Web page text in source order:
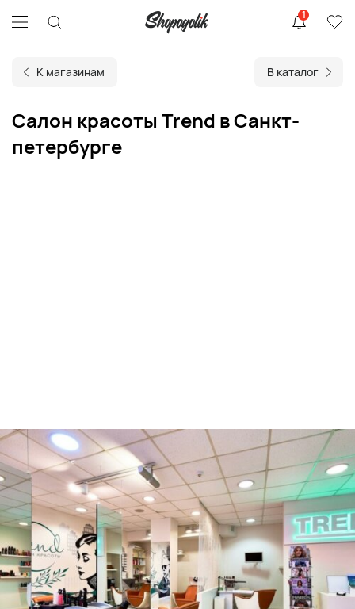
1
К магазинам В каталог
Салон красоты Trend в Санкт-
петербурге